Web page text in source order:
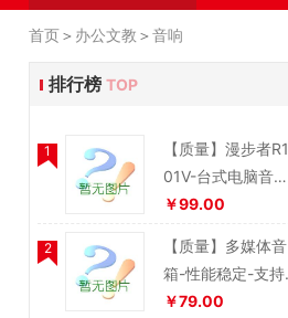
首页＞ 办公文教 ＞ 音响
排行榜 TOP
1
【质量】漫步者R1
01V-台式电脑音响-
低音炮笔记本音箱
￥99.00
2
【质量】多媒体音
箱-性能稳定-支持
蓝牙-SD卡-U盘带
￥79.00